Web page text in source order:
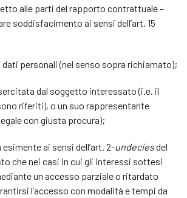
alle parti del rapporto contrattuale –
soddisfacimento ai sensi dell’art. 15
dati personali (nel senso sopra richiamato);
dal soggetto interessato (i.e. il
riferiti), o un suo rappresentante
con giusta procura);
ai sensi dell’art. 2-undeciesdel
che nei casi in cui gli interessi sottesi
un accesso parziale o ritardato
l’accesso con modalità e tempi da